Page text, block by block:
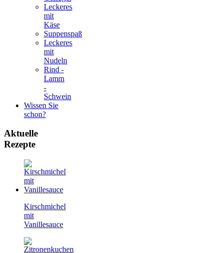
Leckeres
mit
Käse
Suppenspaß
Leckeres
mit
Nudeln
Rind -
Lamm
-
Schwein
Wissen Sie
schon?
Aktuelle
Rezepte
Kirschmichel
mit
Vanillesauce